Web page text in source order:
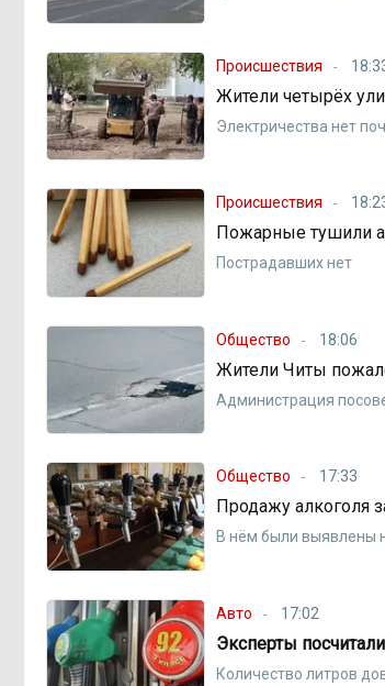
Происшествия
Жители четырёх
Электричества нет
Происшествия
Пожарные тушили
Пострадавших нет
Общество 18:06
Жители Читы
Администрация
Общество 17:33
Продажу алкоголя
В нём были выявлены
Авто 17:02
Эксперты
Количество литров